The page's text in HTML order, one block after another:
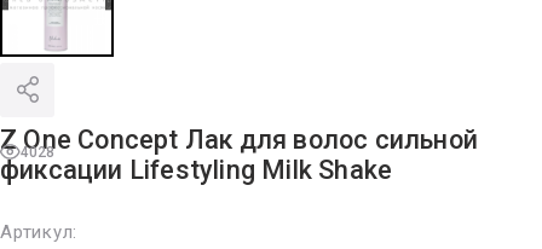
4028
Z One Concept Лак для волос сильной
фиксации Lifestyling Milk Shake
Артикул: